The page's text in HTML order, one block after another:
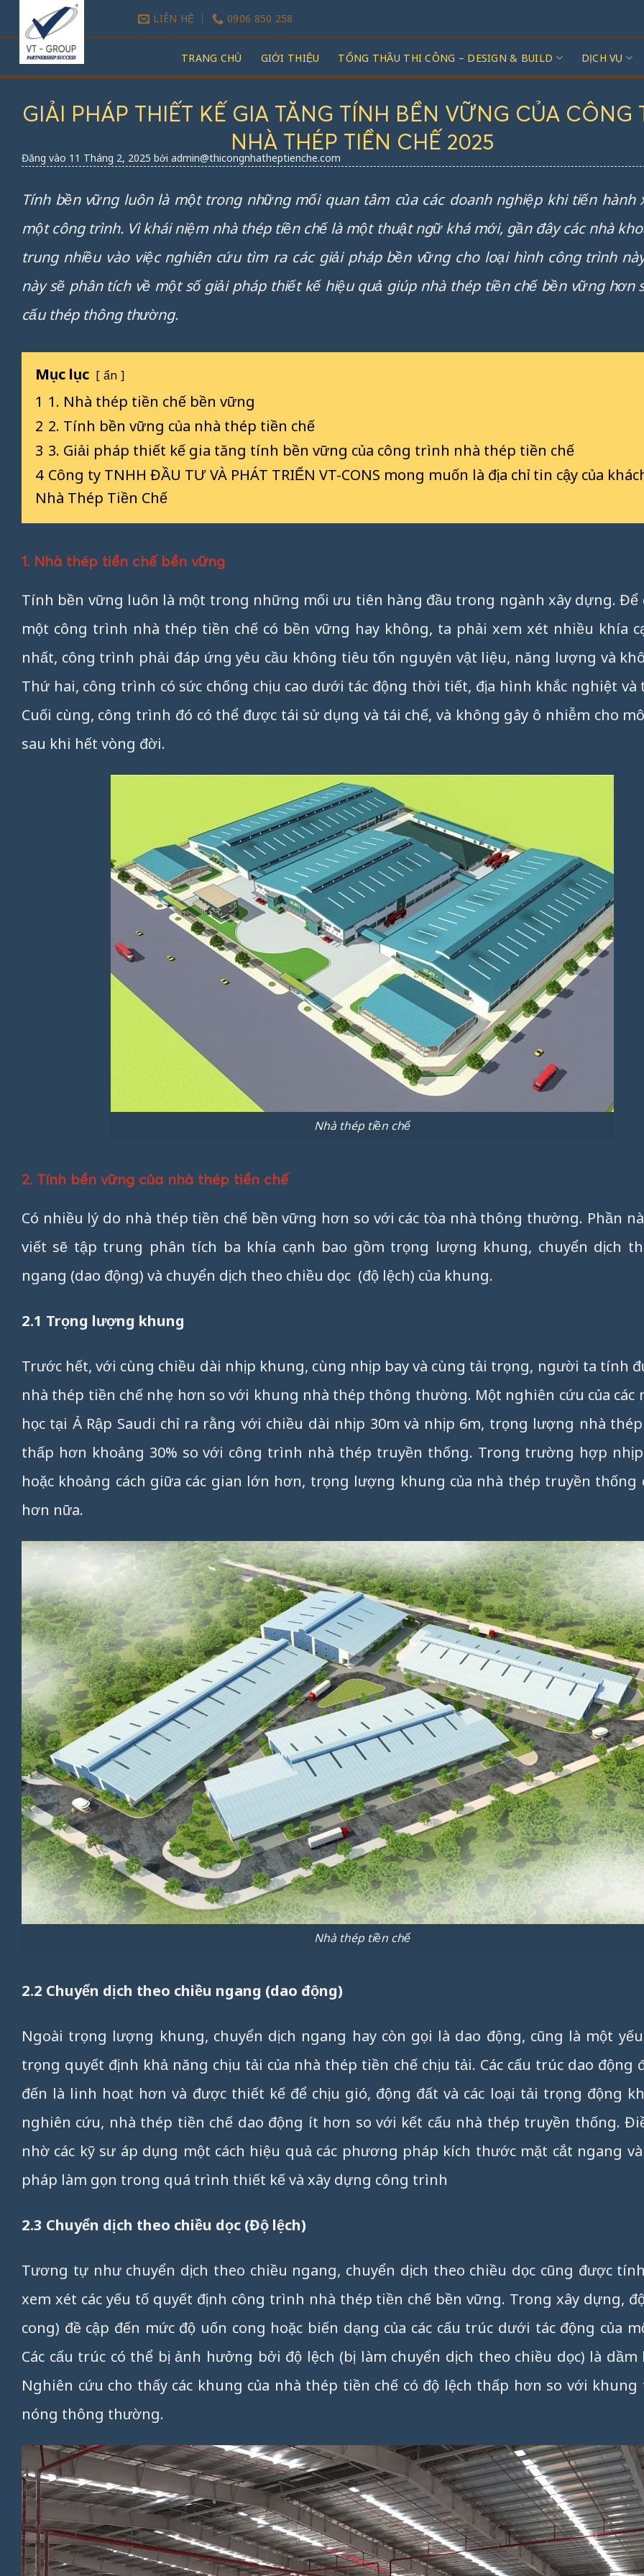
dung
LIÊN HỆ 0906 850 258
TRANG CHỦ GIỚI THIỆU TỔNG THẦU THI CÔNG – DESIGN & BUILD DỊCH VỤ
GIẢI PHÁP THIẾT KẾ GIA TĂNG TÍNH BỀN VỮNG CỦA CÔNG
NHÀ THÉP TIỀN CHẾ 2025
Đăng vào 11 Tháng 2, 2025 bởi admin@thicongnhatheptienche.com
Tính bền vững luôn là một trong những mối quan tâm của các doanh nghiệp khi tiến hành
một công trình. Vì khái niệm nhà thép tiền chế là một thuật ngữ khá mới, gần đây các nhà
trung nhiều vào việc nghiên cứu tìm ra các giải pháp bền vững cho loại hình công trình
này sẽ phân tích về một số giải pháp thiết kế hiệu quả giúp nhà thép tiền chế bền vững hơn
cấu thép thông thường.
Mục lục ẩn
1 1. Nhà thép tiền chế bền vững
2 2. Tính bền vững của nhà thép tiền chế
3 3. Giải pháp thiết kế gia tăng tính bền vững của công trình nhà thép tiền chế
4 Công ty TNHH ĐẦU TƯ VÀ PHÁT TRIỂN VT-CONS mong muốn là địa chỉ tin cậy của
Nhà Thép Tiền Chế
1. Nhà thép tiền chế bền vững
Tính bền vững luôn là một trong những mối ưu tiên hàng đầu trong ngành xây dựng. Để
một công trình nhà thép tiền chế có bền vững hay không, ta phải xem xét nhiều khía
nhất, công trình phải đáp ứng yêu cầu không tiêu tốn nguyên vật liệu, năng lượng và
Thứ hai, công trình có sức chống chịu cao dưới tác động thời tiết, địa hình khắc nghiệt và
Cuối cùng, công trình đó có thể được tái sử dụng và tái chế, và không gây ô nhiễm cho
sau khi hết vòng đời.
Nhà thép tiền chế
2. Tính bền vững của nhà thép tiền chế
Có nhiều lý do nhà thép tiền chế bền vững hơn so với các tòa nhà thông thường. Phần
viết sẽ tập trung phân tích ba khía cạnh bao gồm trọng lượng khung, chuyển dịch
ngang (dao động) và chuyển dịch theo chiều dọc (độ lệch) của khung.
2.1 Trọng lượng khung
Trước hết, với cùng chiều dài nhịp khung, cùng nhịp bay và cùng tải trọng, người ta tính
nhà thép tiền chế nhẹ hơn so với khung nhà thép thông thường. Một nghiên cứu của các
học tại Ả Rập Saudi chỉ ra rằng với chiều dài nhịp 30m và nhịp 6m, trọng lượng nhà
thấp hơn khoảng 30% so với công trình nhà thép truyền thống. Trong trường hợp
hoặc khoảng cách giữa các gian lớn hơn, trọng lượng khung của nhà thép truyền thống
hơn nữa.
Nhà thép tiền chế
2.2 Chuyển dịch theo chiều ngang (dao động)
Ngoài trọng lượng khung, chuyển dịch ngang hay còn gọi là dao động, cũng là một
trọng quyết định khả năng chịu tải của nhà thép tiền chế chịu tải. Các cấu trúc dao động
đến là linh hoạt hơn và được thiết kế để chịu gió, động đất và các loại tải trọng động
nghiên cứu, nhà thép tiền chế dao động ít hơn so với kết cấu nhà thép truyền thống.
nhờ các kỹ sư áp dụng một cách hiệu quả các phương pháp kích thước mặt cắt ngang
pháp làm gọn trong quá trình thiết kế và xây dựng công trình
2.3 Chuyển dịch theo chiều dọc (Độ lệch)
Tương tự như chuyển dịch theo chiều ngang, chuyển dịch theo chiều dọc cũng được
xem xét các yếu tố quyết định công trình nhà thép tiền chế bền vững. Trong xây dựng,
cong) đề cập đến mức độ uốn cong hoặc biến dạng của các cấu trúc dưới tác động của
Các cấu trúc có thể bị ảnh hưởng bởi độ lệch (bị làm chuyển dịch theo chiều dọc) là dầm
Nghiên cứu cho thấy các khung của nhà thép tiền chế có độ lệch thấp hơn so với khung
nóng thông thường.